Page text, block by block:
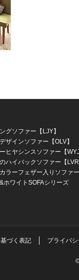
グソファー【LJY】
ザインソファー【OLV】
ヒヤシンスソファー【
ハイバックソファー【
ラーフェザー入りソファ
ホワイトSOFAシリーズ
づく表記 プライバ